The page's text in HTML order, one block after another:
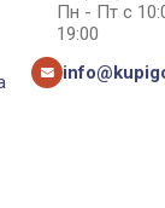
Пн - Пт с
19:00